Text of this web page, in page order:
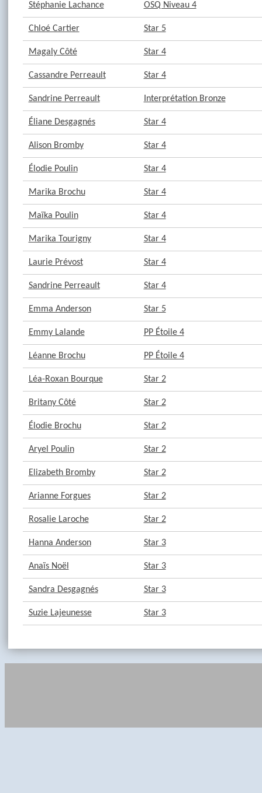
Stéphanie Lachance OSQ Niveau 4
Chloé Cartier Star 5
Magaly Côté Star 4
Cassandre Perreault Star 4
Sandrine Perreault Interprétation Bronze
Éliane Desgagnés Star 4
Alison Bromby Star 4
Élodie Poulin Star 4
Marika Brochu Star 4
Maïka Poulin Star 4
Marika Tourigny Star 4
Laurie Prévost Star 4
Sandrine Perreault Star 4
Emma Anderson Star 5
Emmy Lalande PP Étoile 4
Léanne Brochu PP Étoile 4
Léa-Roxan Bourque Star 2
Britany Côté Star 2
Élodie Brochu Star 2
Aryel Poulin Star 2
Elizabeth Bromby Star 2
Arianne Forgues Star 2
Rosalie Laroche Star 2
Hanna Anderson Star 3
Anaïs Noël Star 3
Sandra Desgagnés Star 3
Suzie Lajeunesse Star 3